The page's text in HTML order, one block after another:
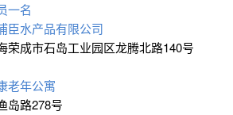
一名
臣水产品有限公司
荣成市石岛工业园区龙腾北路140号
老年公寓
岛路278号